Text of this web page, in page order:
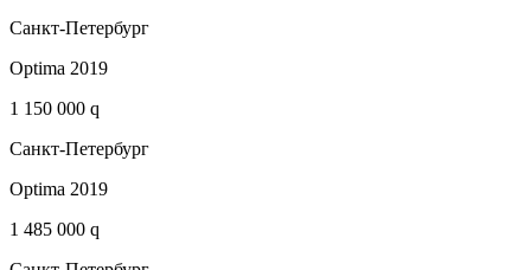
Санкт-Петербург
Optima 2019
1 150 000 q
Санкт-Петербург
Optima 2019
1 485 000 q